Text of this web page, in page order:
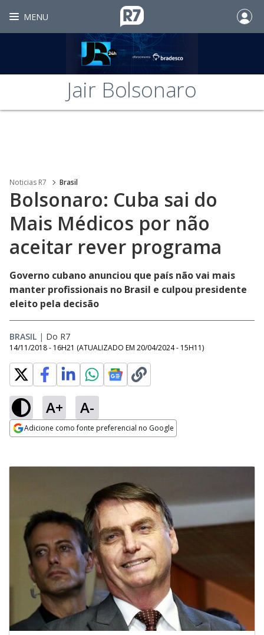
MENU
Jair Bolsonaro
Noticias R7 Brasil
Bolsonaro: Cuba sai do
Mais Médicos por não
aceitar rever programa
Governo cubano anunciou que país não vai mais
manter profissionais no Brasil e culpou presidente
eleito pela decisão
BRASIL | Do R7
14/11/2018 - 16H21 (ATUALIZADO EM 20/04/2024 - 15H11)
A+ A-
Adicione como fonte preferencial no Google